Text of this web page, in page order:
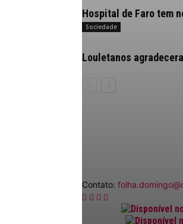
Hospital de Faro tem
Sociedade
Louletanos
Contato: